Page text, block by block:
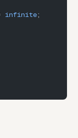
infinite;